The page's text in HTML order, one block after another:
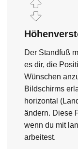
Der Standfuß
es dir, die
Wünschen
Bildschirms
horizontal
ändern. Diese
wenn du mit
arbeitest.